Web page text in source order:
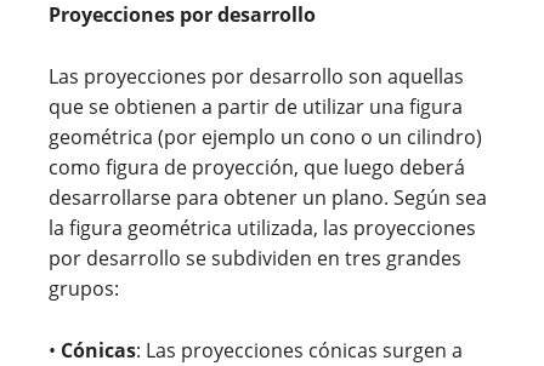
Proyecciones por desarrollo
Las proyecciones por desarrollo son aquellas
que se obtienen a partir de utilizar una figura
geométrica (por ejemplo un cono o un cilindro)
como figura de proyección, que luego deberá
desarrollarse para obtener un plano. Según sea
la figura geométrica utilizada, las proyecciones
por desarrollo se subdividen en tres grandes
grupos:
• Cónicas: Las proyecciones cónicas surgen a